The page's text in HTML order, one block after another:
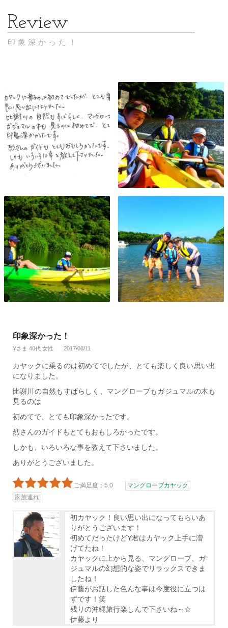
印象深かった！
印象深かった！
Yさま 40代 女性 2017/08/11
カヤックに乗るのは初めてでしたが、とても楽しく良い思い出
になりました。
比謝川の自然もすばらしく、マングローブもガジュマルの木も
見るのは
初めてで、とても印象深かったです。
烈さんのガイドもとてもおもしろかったです。
しかも、いろいろな事を教えて下さいました。
ありがとうございました。
ご満足度：5.0
マングローブカヤック
家族連れ
初カヤック！良い思い出になってもらいあ
りがとうございます！
初めてだったけどY君はカヤック上手に漕
げてたね！
カヤックに上から見る、マングローブ、ガ
ジュマルの幻想的な姿でリラックスできま
したね！
伊藤がお話した色んな事は今度役に立つは
ずです！笑
残りの沖縄旅行楽しんで下さいね～☆
伊藤より